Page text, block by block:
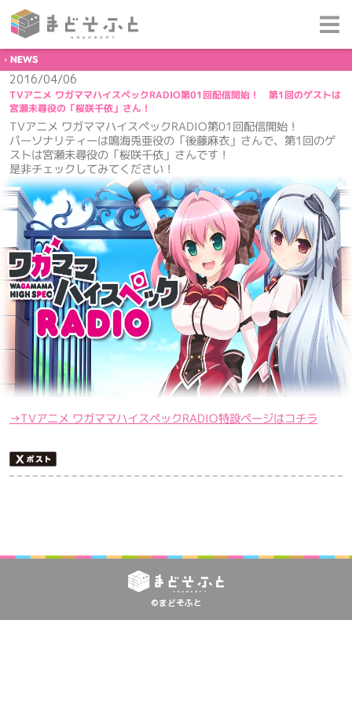
NEWS
2016/04/06
TVアニメ ワガママハイスペックRADIO第01回配信開始！ 第1回のゲストは
宮瀬未尋役の「桜咲千依」さん！
TVアニメ ワガママハイスペックRADIO第01回配信開始！
パーソナリティーは鳴海兎亜役の「後藤麻衣」さんで、第1回のゲ
ストは宮瀬未尋役の「桜咲千依」さんです！
是非チェックしてみてください！
→TVアニメ ワガママハイスペックRADIO特設ページはコチラ
©まどそふと